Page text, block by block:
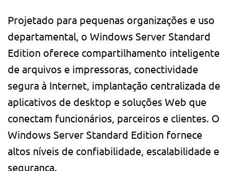
Projetado para pequenas organizações e uso
departamental, o Windows Server Standard
Edition oferece compartilhamento inteligente
de arquivos e impressoras, conectividade
segura à Internet, implantação centralizada de
aplicativos de desktop e soluções Web que
conectam funcionários, parceiros e clientes. O
Windows Server Standard Edition fornece
altos níveis de confiabilidade, escalabilidade e
segurança.